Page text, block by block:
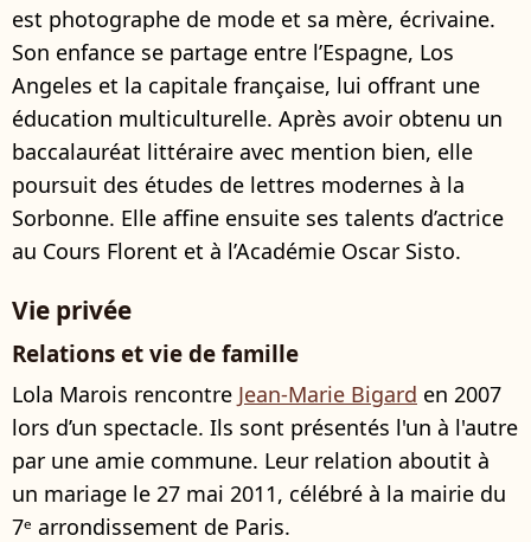
est photographe de mode et sa mère, écrivaine.
Son enfance se partage entre l’Espagne, Los
Angeles et la capitale française, lui offrant une
éducation multiculturelle. Après avoir obtenu un
baccalauréat littéraire avec mention bien, elle
poursuit des études de lettres modernes à la
Sorbonne. Elle affine ensuite ses talents d’actrice
au Cours Florent et à l’Académie Oscar Sisto.
Vie privée
Relations et vie de famille
Lola Marois rencontre Jean-Marie Bigard en 2007
lors d’un spectacle. Ils sont présentés l'un à l'autre
par une amie commune. Leur relation aboutit à
un mariage le 27 mai 2011, célébré à la mairie du
7ᵉ arrondissement de Paris.